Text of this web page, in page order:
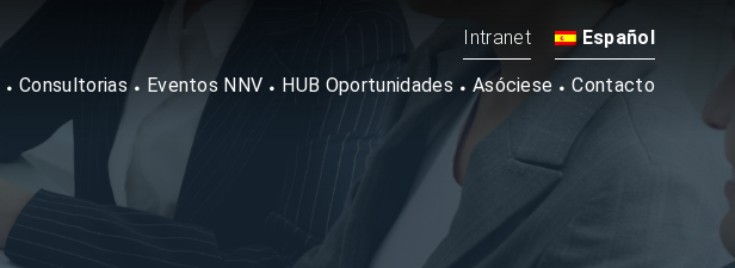
Intranet Español
Consultorias Eventos NNV HUB Oportunidades Asóciese Contacto